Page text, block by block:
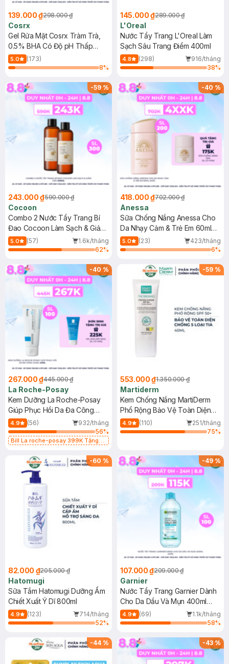
139.000 ₫298.000 ₫
Cosrx
Gel Rửa Mặt Cosrx Tràm Trà,
0.5% BHA Có Độ pH Thấp
150ml
5.0
(173)
8%
145.000 ₫289.000 ₫
L'Oreal
Nước Tẩy Trang L'Oreal Làm
Sạch Sâu Trang Điểm 400ml
4.8 (298)
916/tháng
38%
-59%
243.000 ₫590.000 ₫
Cocoon
Combo 2 Nước Tẩy Trang Bí
Đao Cocoon Làm Sạch & Giảm
Dầu 500ml
5.0 (57)
1.6k/tháng
62%
-40%
418.000 ₫702.000 ₫
Anessa
Sữa Chống Nắng Anessa Cho
Da Nhạy Cảm & Trẻ Em 60ml
(Mới)
5.0 (23)
423/tháng
6%
-40%
267.000 ₫445.000 ₫
La Roche-Posay
Kem Dưỡng La Roche-Posay
Giúp Phục Hồi Da Đa Công
Dụng 40ml
4.9 (56)
932/tháng
56%
Bill La roche-posay 399K Tặng
(SL có hạn)
-59 %
553.000 ₫1.350.000 ₫
Martiderm
Kem Chống Nắng MartiDerm
Phổ Rộng Bảo Vệ Toàn Diện
40ml
4.9 (110)
251/tháng
75%
-60 %
82.000 ₫205.000 ₫
Hatomugi
Sữa Tắm Hatomugi Dưỡng Ẩm
Chiết Xuất Ý Dĩ 800ml
4.9 (123)
714/tháng
52%
-49%
107.000 ₫209.000 ₫
Garnier
Nước Tẩy Trang Garnier Dành
Cho Da Dầu Và Mụn 400ml
(Mới)
4.9 (69)
1.1k/tháng
58%
-44 % -43%